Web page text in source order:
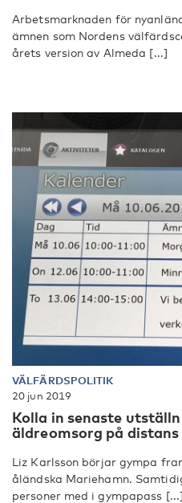
Arbetsmarknaden för
ämnen som Nordens
årets version av Almeda [...]
VÄLFÄRDSPOLITIK
20 jun 2019
Kolla in senaste
äldreomsorg på distans
Liz Karlsson börjar gympa
åländska Mariehamn.
personer med i gympapass [...]